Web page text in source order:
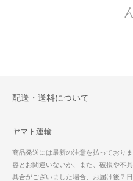
配送・送料について
ヤマト運輸
商品発送には最新の注意を払っており
容とお間違いないか、また、破損や不
具合がございました場合、お届け後７